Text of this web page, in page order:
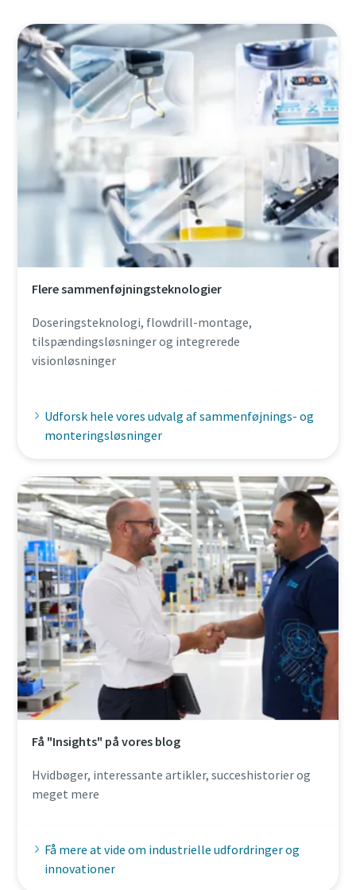
Flere sammenføjningsteknologier
Doseringsteknologi, flowdrill-montage,
tilspændingsløsninger og integrerede
visionløsninger
Udforsk hele vores udvalg af sammenføjnings- og
monteringsløsninger
Få "Insights" på vores blog
Hvidbøger, interessante artikler, succeshistorier og
meget mere
Få mere at vide om industrielle udfordringer og
innovationer